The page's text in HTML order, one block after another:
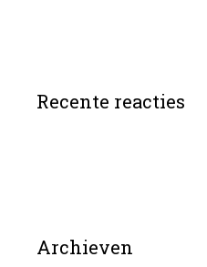
Recente reacties
Archieven